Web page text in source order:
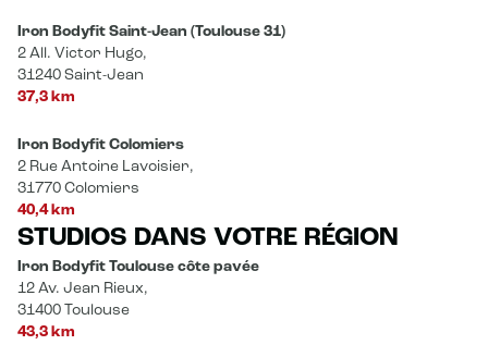
Iron Bodyfit Saint-Jean (Toulouse 31)
2 All. Victor Hugo,
31240 Saint-Jean
37,3 km
Iron Bodyfit Colomiers
2 Rue Antoine Lavoisier,
31770 Colomiers
40,4 km
STUDIOS DANS VOTRE RÉGION
Iron Bodyfit Toulouse côte pavée
12 Av. Jean Rieux,
31400 Toulouse
43,3 km